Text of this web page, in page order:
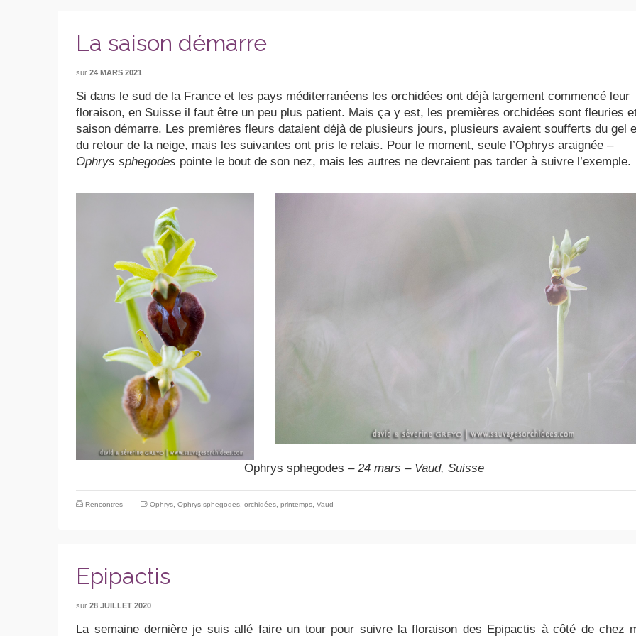
La saison démarre
sur24 MARS 2021
Si dans le sud de la France et les pays méditerranéens les orchidées ont déjà largement commencé leur
floraison, en Suisse il faut être un peu plus patient. Mais ça y est, les premières orchidées sont fleuries
saison démarre. Les premières fleurs dataient déjà de plusieurs jours, plusieurs avaient soufferts du gel
du retour de la neige, mais les suivantes ont pris le relais. Pour le moment, seule l’Ophrys araignée –
Ophrys sphegodes pointe le bout de son nez, mais les autres ne devraient pas tarder à suivre l’exemple.
Ophrys sphegodes – 24 mars – Vaud, Suisse
Rencontres Ophrys ,Ophrys sphegodes ,orchidées ,printemps ,Vaud
Epipactis
sur28 JUILLET 2020
La semaine dernière je suis allé faire un tour pour suivre la floraison des Epipactis à côté de chez